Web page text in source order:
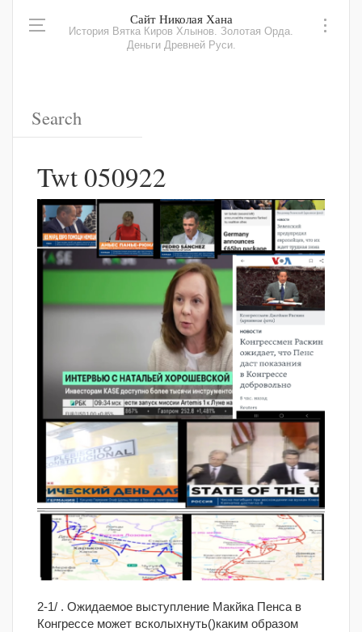
Сайт Николая Хана
История Вятка Киров Хлынов. Золотая Орда.
Деньги Древней Руси.
Twt 050922
2-1/ . Ожидаемое выступление Макйка Пенса в
Конгрессе может всколыхнуть()каким образом